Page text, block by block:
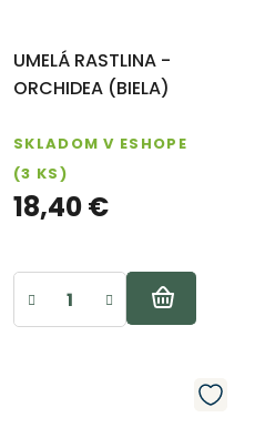
UMELÁ RASTLINA -
ORCHIDEA (BIELA)
SKLADOM V ESHOPE
(3 KS)
18,40 €